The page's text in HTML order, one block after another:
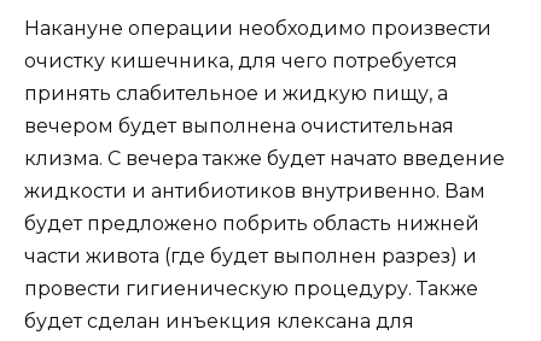
Накануне операции необходимо произвести
очистку кишечника, для чего потребуется
принять слабительное и жидкую пищу, а
вечером будет выполнена очистительная
клизма. С вечера также будет начато введение
жидкости и антибиотиков внутривенно. Вам
будет предложено побрить область нижней
части живота (где будет выполнен разрез) и
провести гигиеническую процедуру. Также
будет сделан инъекция клексана для